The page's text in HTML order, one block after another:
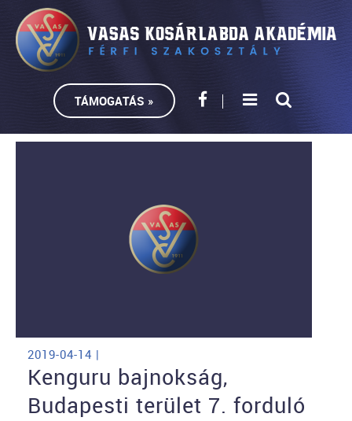
TÁMOGATÁS »
2019-04-14 |
Kenguru bajnokság,
Budapesti terület 7. forduló